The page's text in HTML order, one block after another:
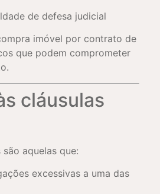
de defesa judicial
imóvel por contrato de
que podem comprometer
cláusulas
aquelas que:
excessivas a uma das